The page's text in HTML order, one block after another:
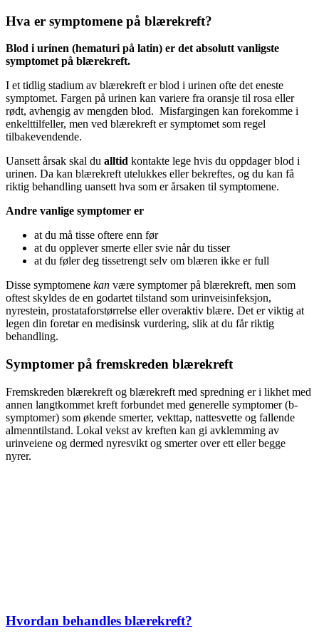
Hva er symptomene på blærekreft?
Blod i urinen (hematuri på latin) er det absolutt vanligste
symptomet på blærekreft.
I et tidlig stadium av blærekreft er blod i urinen ofte det eneste
symptomet. Fargen på urinen kan variere fra oransje til rosa eller
rødt, avhengig av mengden blod. Misfargingen kan forekomme i
enkelttilfeller, men ved blærekreft er symptomet som regel
tilbakevendende.
Uansett årsak skal du alltid kontakte lege hvis du oppdager blod i
urinen. Da kan blærekreft utelukkes eller bekreftes, og du kan få
riktig behandling uansett hva som er årsaken til symptomene.
Andre vanlige symptomer er
at du må tisse oftere enn før
at du opplever smerte eller svie når du tisser
at du føler deg tissetrengt selv om blæren ikke er full
Disse symptomene kan være symptomer på blærekreft, men som
oftest skyldes de en godartet tilstand som urinveisinfeksjon,
nyrestein, prostataforstørrelse eller overaktiv blære. Det er viktig at
legen din foretar en medisinsk vurdering, slik at du får riktig
behandling.
Symptomer på fremskreden blærekreft
Fremskreden blærekreft og blærekreft med spredning er i likhet med
annen langtkommet kreft forbundet med generelle symptomer (b-
symptomer) som økende smerter, vekttap, nattesvette og fallende
almenntilstand. Lokal vekst av kreften kan gi avklemming av
urinveiene og dermed nyresvikt og smerter over ett eller begge
nyrer.
Hvordan behandles blærekreft?